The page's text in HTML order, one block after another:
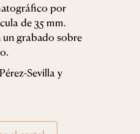
por
de 35 mm.
grabado sobre
Sevilla y